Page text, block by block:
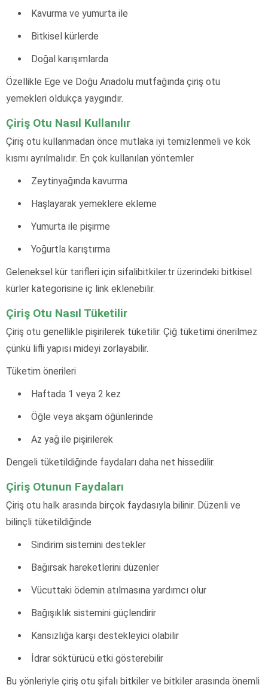
Kavurma ve yumurta ile
Bitkisel kürlerde
Doğal karışımlarda
Özellikle Ege ve Doğu Anadolu mutfağında çiriş otu
yemekleri oldukça yaygındır.
Çiriş Otu Nasıl Kullanılır
Çiriş otu kullanmadan önce mutlaka iyi temizlenmeli ve kök
kısmı ayrılmalıdır. En çok kullanılan yöntemler
Zeytinyağında kavurma
Haşlayarak yemeklere ekleme
Yumurta ile pişirme
Yoğurtla karıştırma
Geleneksel kür tarifleri için sifalibitkiler.tr üzerindeki bitkisel
kürler kategorisine iç link eklenebilir.
Çiriş Otu Nasıl Tüketilir
Çiriş otu genellikle pişirilerek tüketilir. Çiğ tüketimi önerilmez
çünkü lifli yapısı mideyi zorlayabilir.
Tüketim önerileri
Haftada 1 veya 2 kez
Öğle veya akşam öğünlerinde
Az yağ ile pişirilerek
Dengeli tüketildiğinde faydaları daha net hissedilir.
Çiriş Otunun Faydaları
Çiriş otu halk arasında birçok faydasıyla bilinir. Düzenli ve
bilinçli tüketildiğinde
Sindirim sistemini destekler
Bağırsak hareketlerini düzenler
Vücuttaki ödemin atılmasına yardımcı olur
Bağışıklık sistemini güçlendirir
Kansızlığa karşı destekleyici olabilir
İdrar söktürücü etki gösterebilir
Bu yönleriyle çiriş otu şifalı bitkiler ve bitkiler arasında önemli